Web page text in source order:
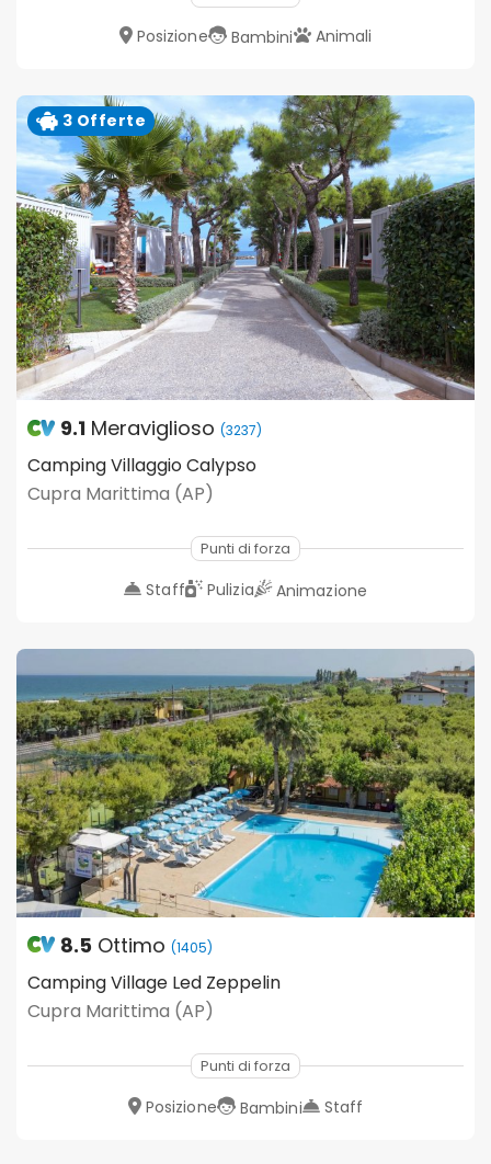
Posizione Bambini Animali
3 Offerte
9.1 Meraviglioso (3237)
Camping Villaggio Calypso
Cupra Marittima (AP)
Punti di forza
Staff Pulizia Animazione
8.5 Ottimo (1405)
Camping Village Led Zeppelin
Cupra Marittima (AP)
Punti di forza
Posizione Bambini Staff